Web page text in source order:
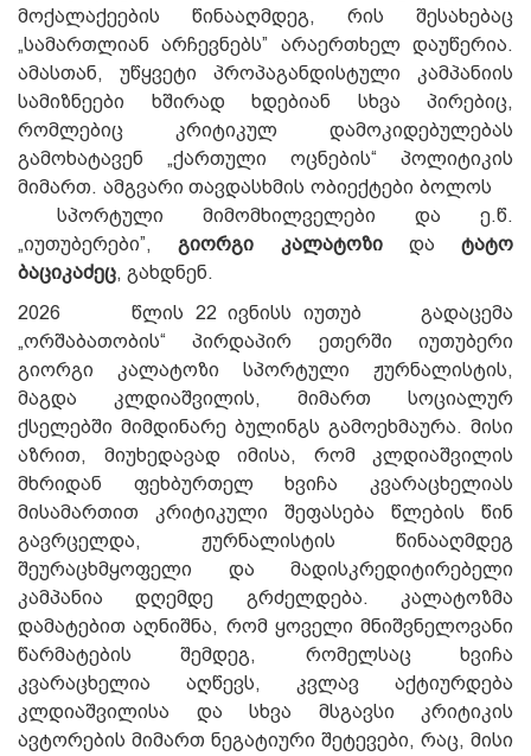
მოქალაქეების წინააღმდეგ, რის შესახებაც
„სამართლიან არჩევნებს” არაერთხელ დაუწერია.
ამასთან, უწყვეტი პროპაგანდისტული კამპანიის
სამიზნეები ხშირად ხდებიან სხვა პირებიც,
რომლებიც კრიტიკულ დამოკიდებულებას
გამოხატავენ „ქართული ოცნების“ პოლიტიკის
მიმართ. ამგვარი თავდასხმის ობიექტები ბოლოს
სპორტული მიმომხილველები და ე.წ.
„იუთუბერები”,გიორგი კალატოზიდა ტატო
ბაციკაძეც, გახდნენ.
2026 წლის 22 ივნისს იუთუბ გადაცემა
„ორშაბათობის“ პირდაპირ ეთერში იუთუბერი
გიორგი კალატოზი სპორტული ჟურნალისტის,
მაგდა კლდიაშვილის, მიმართ სოციალურ
ქსელებში მიმდინარე ბულინგს გამოეხმაურა. მისი
აზრით, მიუხედავად იმისა, რომ კლდიაშვილის
მხრიდან ფეხბურთელ ხვიჩა კვარაცხელიას
მისამართით კრიტიკული შეფასება წლების წინ
გავრცელდა, ჟურნალისტის წინააღმდეგ
შეურაცხმყოფელი და მადისკრედიტირებელი
კამპანია დღემდე გრძელდება. კალატოზმა
დამატებით აღნიშნა, რომ ყოველი მნიშვნელოვანი
წარმატების შემდეგ, რომელსაც ხვიჩა
კვარაცხელია აღწევს, კვლავ აქტიურდება
კლდიაშვილისა და სხვა მსგავსი კრიტიკის
ავტორების მიმართ ნეგატიური შეტევები, რაც, მისი